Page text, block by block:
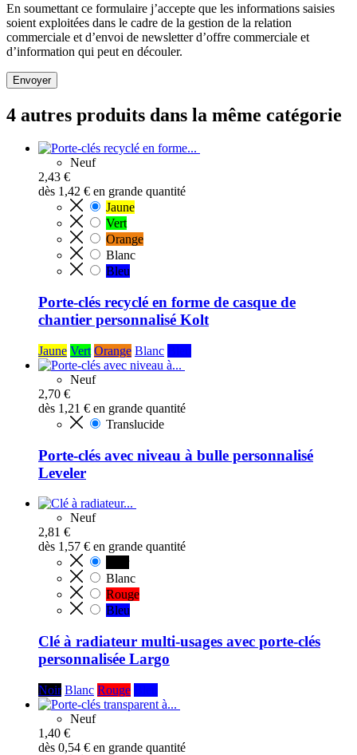
En soumettant ce formulaire j’accepte que les informations saisies
soient exploitées dans le cadre de la gestion de la relation
commerciale et d’envoi de newsletter d’offre commerciale et
d’information qui peut en découler.
Envoyer
4 autres produits dans la même catégorie
Neuf
2,43 €
dès 1,42 € en grande quantité
Jaune
Vert
Orange
Blanc
Bleu
Porte-clés recyclé en forme de casque de
chantier personnalisé Kolt
Jaune Vert Orange Blanc
Neuf
2,70 €
dès 1,21 € en grande quantité
Translucide
Porte-clés avec niveau à bulle personnalisé
Leveler
Neuf
2,81 €
dès 1,57 € en grande quantité
Blanc
Rouge
Bleu
Clé à radiateur multi-usages avec porte-clés
personnalisée Largo
Noir Blanc Rouge
Neuf
1,40 €
dès 0,54 € en grande quantité